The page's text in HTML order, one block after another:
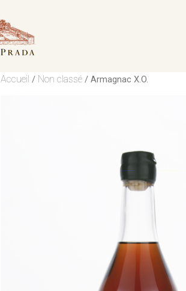
Accueil / Non classé / Armagnac X.O.